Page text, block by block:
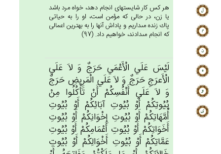
هر كس كار شايسته‏اى انجام دهد، خواه مرد باشد
يا زن، در حالى كه مؤمن است، او را به حياتى
پاك زنده مى‏داريم و پاداش آنها را به بهترين اعمالى
كه انجام مى‏دادند، خواهيم داد. (97)
لَيْس‌َ عَلَي‌ الْأَعْمَي‌ حَرَج‌ٌ وَ لاَ عَلَي‌
الْأَعرَج‌ِ حَرَج‌ٌ وَ لاَ عَلَي‌ الْمَرِيض‌ِ حَرَج‌ٌ
وَ لاَ عَلَي‌ أَنْفُسِكُم‌ْ أَنْ‌ تَأْكُلُوا مِن‌ْ
بُيُوتِكُم‌ْ أَوْ بُيُوت‌ِ آبَائِكُم‌ْ أَوْ بُيُوت‌ِ
أُمَّهَاتِكُم‌ْ أَوْ بُيُوت‌ِ إِخْوَانِكُم‌ْ أَوْ بُيُوت‌ِ
أَخَوَاتِكُم‌ْ أَوْ بُيُوت‌ِ أَعْمَامِكُم‌ْ أَوْ بُيُوت‌ِ
عَمَّاتِكُم‌ْ أَوْ بُيُوت‌ِ أَخْوَالِكُم‌ْ أَوْ بُيُوت‌ِ